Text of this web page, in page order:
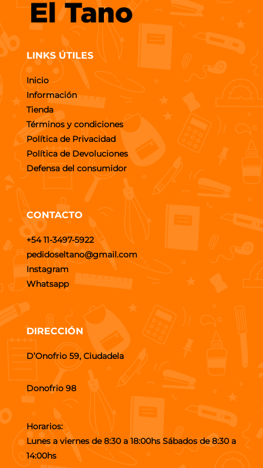
LINKS ÚTILES
Inicio
Información
Tienda
Términos y condiciones
Política de Privacidad
Política de Devoluciones
Defensa del consumidor
CONTACTO
+54 11-3497-5922
pedidoseltano@gmail.com
Instagram
Whatsapp
DIRECCIÓN
D’Onofrio 59, Ciudadela
Donofrio 98
Horarios:
Lunes a viernes de 8:30 a 18:00hs Sábados de 8:30 a
14:00hs